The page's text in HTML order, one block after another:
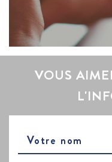
VOUS
NOM